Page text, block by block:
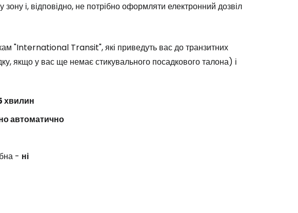
і, відповідно, не потрібно оформляти електронний дозвіл
"International Transit", які приведуть вас до транзитних
якщо у вас ще немає стикувального посадкового талона) і
хвилин
автоматично
- ні